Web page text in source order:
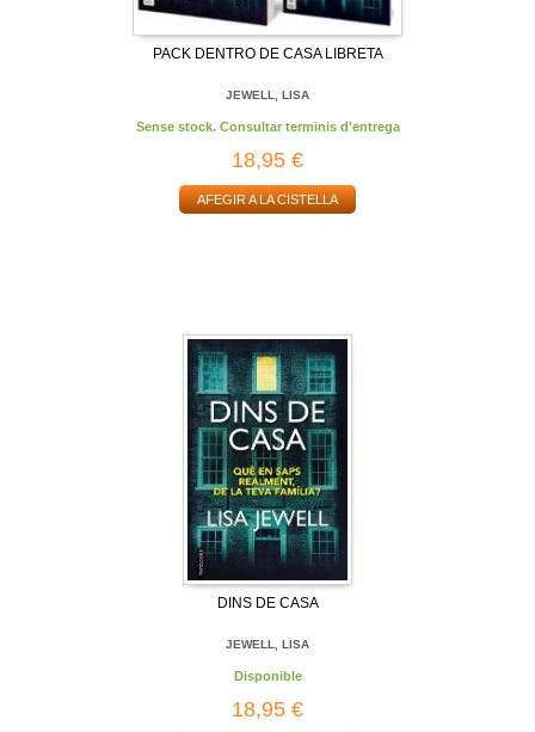
PACK DENTRO DE CASA LIBRETA
JEWELL, LISA
Sense stock. Consultar terminis d'entrega
18,95 €
AFEGIR A LA CISTELLA
DINS DE CASA
JEWELL, LISA
Disponible
18,95 €